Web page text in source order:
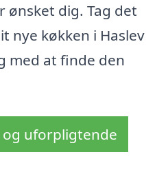
ønsket dig. Tag det
nye køkken i Haslev
med at finde den
og uforpligtende